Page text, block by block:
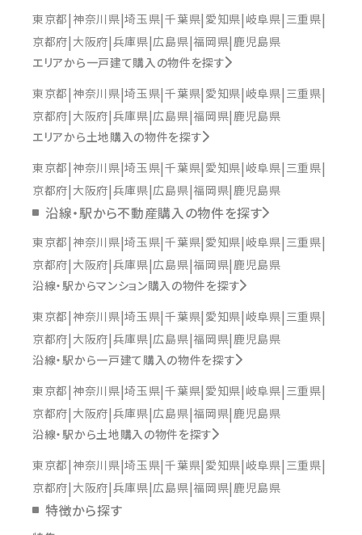
東京都 神奈川県 埼玉県 千葉県 愛知県 岐阜県 三重県
京都府 大阪府 兵庫県 広島県 福岡県 鹿児島県
エリアから一戸建て購入の物件を探す
東京都 神奈川県 埼玉県 千葉県 愛知県 岐阜県 三重県
京都府 大阪府 兵庫県 広島県 福岡県 鹿児島県
エリアから土地購入の物件を探す
東京都 神奈川県 埼玉県 千葉県 愛知県 岐阜県 三重県
京都府 大阪府 兵庫県 広島県 福岡県 鹿児島県
沿線・駅から不動産購入の物件を探す
東京都 神奈川県 埼玉県 千葉県 愛知県 岐阜県 三重県
京都府 大阪府 兵庫県 広島県 福岡県 鹿児島県
沿線・駅からマンション購入の物件を探す
東京都 神奈川県 埼玉県 千葉県 愛知県 岐阜県 三重県
京都府 大阪府 兵庫県 広島県 福岡県 鹿児島県
沿線・駅から一戸建て購入の物件を探す
東京都 神奈川県 埼玉県 千葉県 愛知県 岐阜県 三重県
京都府 大阪府 兵庫県 広島県 福岡県 鹿児島県
沿線・駅から土地購入の物件を探す
東京都 神奈川県 埼玉県 千葉県 愛知県 岐阜県 三重県
京都府 大阪府 兵庫県 広島県 福岡県 鹿児島県
特徴から探す